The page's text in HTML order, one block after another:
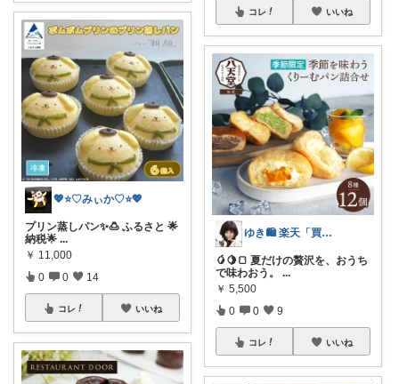
💖⭐️♡みぃか♡⭐️💖
プリン蒸しパン✨🍮 ふるさと 🌟
納税🌟 ...
￥ 11,000
0 0 14
コレ いいね
コレ いいね
ゆき🛍️ 楽天「買ってよかった」を厳選
🥭🍋🍞 夏だけの贅沢を、おうち
で味わおう。
...
￥ 5,500
0 0 9
コレ いいね